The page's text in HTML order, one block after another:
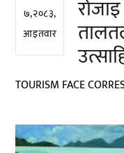
७,२०८३,
आइतवार
TOURISM FACE